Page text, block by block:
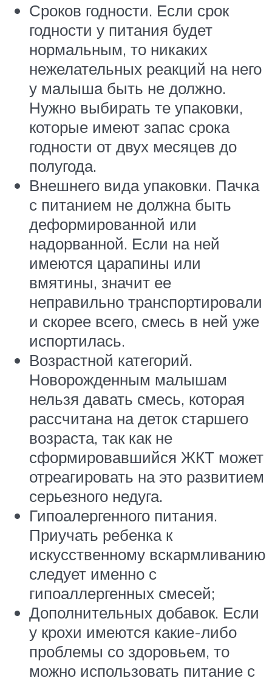
Сроков годности. Если срок
годности у питания будет
нормальным, то никаких
нежелательных реакций на него
у малыша быть не должно.
Нужно выбирать те упаковки,
которые имеют запас срока
годности от двух месяцев до
полугода.
Внешнего вида упаковки. Пачка
с питанием не должна быть
деформированной или
надорванной. Если на ней
имеются царапины или
вмятины, значит ее
неправильно транспортировали
и скорее всего, смесь в ней уже
испортилась.
Возрастной категорий.
Новорожденным малышам
нельзя давать смесь, которая
рассчитана на деток старшего
возраста, так как не
сформировавшийся ЖКТ может
отреагировать на это развитием
серьезного недуга.
Гипоалергенного питания.
Приучать ребенка к
искусственному вскармливанию
следует именно с
гипоаллергенных смесей;
Дополнительных добавок. Если
у крохи имеются какие-либо
проблемы со здоровьем, то
можно использовать питание с